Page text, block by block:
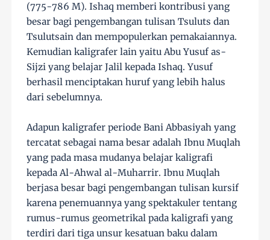
(775-786 M). Ishaq memberi kontribusi yang
besar bagi pengembangan tulisan Tsuluts dan
Tsulutsain dan mempopulerkan pemakaiannya.
Kemudian kaligrafer lain yaitu Abu Yusuf as-
Sijzi yang belajar Jalil kepada Ishaq. Yusuf
berhasil menciptakan huruf yang lebih halus
dari sebelumnya.
Adapun kaligrafer periode Bani Abbasiyah yang
tercatat sebagai nama besar adalah Ibnu Muqlah
yang pada masa mudanya belajar kaligrafi
kepada Al-Ahwal al-Muharrir. Ibnu Muqlah
berjasa besar bagi pengembangan tulisan kursif
karena penemuannya yang spektakuler tentang
rumus-rumus geometrikal pada kaligrafi yang
terdiri dari tiga unsur kesatuan baku dalam